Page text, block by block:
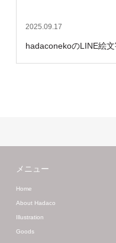
2025.09.17
hadaconekoのLINE絵
メニュー
Home
About Hadaco
Illustration
Goods